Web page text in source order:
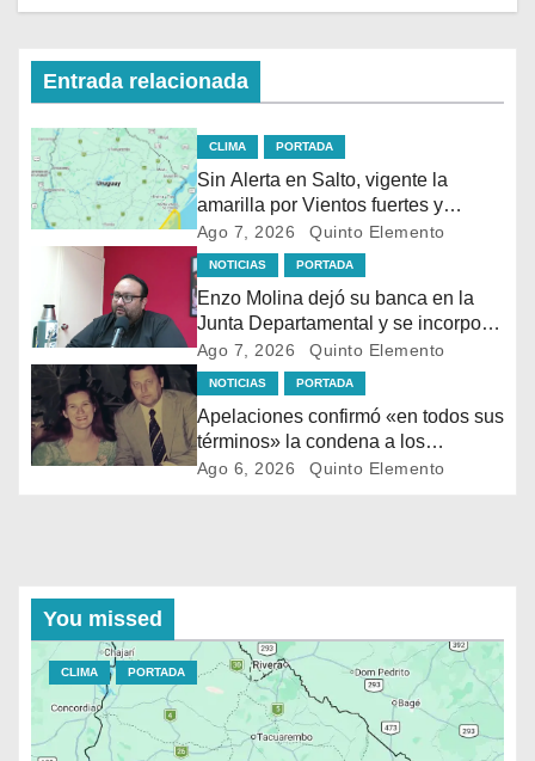
Entrada relacionada
CLIMA PORTADA
Sin Alerta en Salto, vigente la
amarilla por Vientos fuertes y
persistentes en el sur
Ago 7, 2026 Quinto Elemento
NOTICIAS PORTADA
Enzo Molina dejó su banca en la
Junta Departamental y se incorpora
al Ejecutivo de Carlos Albisu
Ago 7, 2026 Quinto Elemento
NOTICIAS PORTADA
Apelaciones confirmó «en todos sus
términos» la condena a los
asesinos de Vladimir Roslik
Ago 6, 2026 Quinto Elemento
You missed
CLIMA PORTADA